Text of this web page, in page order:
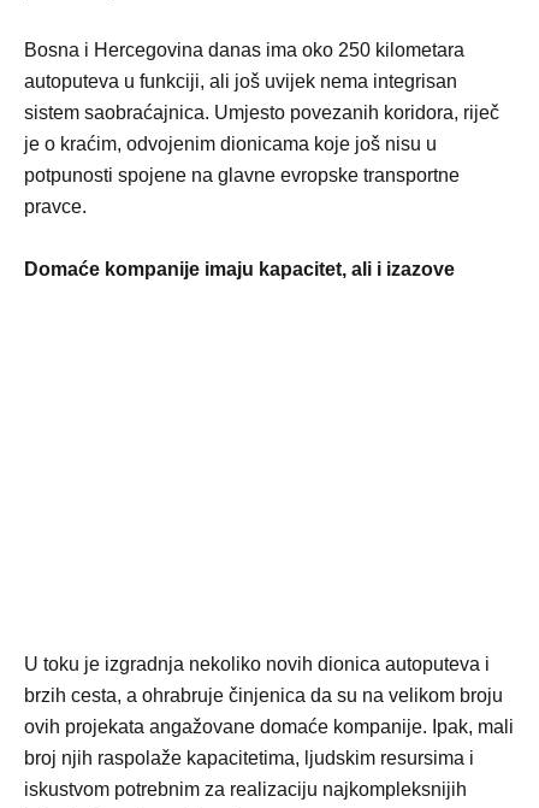
Bosna i Hercegovina danas ima oko 250 kilometara
autoputeva u funkciji, ali još uvijek nema integrisan
sistem saobraćajnica. Umjesto povezanih koridora, riječ
je o kraćim, odvojenim dionicama koje još nisu u
potpunosti spojene na glavne evropske transportne
pravce.
Domaće kompanije imaju kapacitet, ali i izazove
U toku je izgradnja nekoliko novih dionica autoputeva i
brzih cesta, a ohrabruje činjenica da su na velikom broju
ovih projekata angažovane domaće kompanije. Ipak, mali
broj njih raspolaže kapacitetima, ljudskim resursima i
iskustvom potrebnim za realizaciju najkompleksnijih